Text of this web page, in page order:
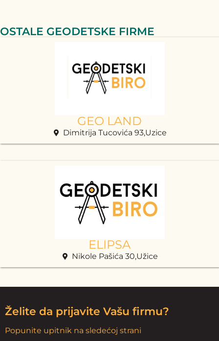
OSTALE GEODETSKE FIRME
GEO LAND
Dimitrija Tucovića 93,Uzice
ELIPSA
Nikole Pašića 30,Užice
Želite da prijavite Vašu firmu?
Popunite upitnik na sledećoj strani